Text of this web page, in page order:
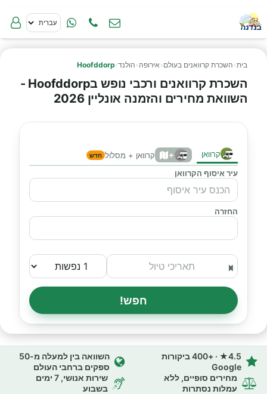
בית› השכרת קרוואנים בעולם › אירופה › הולנד›
Hoofddorp
השכרת קרוואנים ורכבי נופש בHoofddorp -
השוואת מחירים והזמנה אונליין 2026
קרוואן + קרוואן + מסלול חדש
עיר איסוף הקרוואן
החזרה
חפש!
4.5★ · +400 ביקורות
Google
השוואה בין למעלה מ-50
ספקים ברחבי העולם
מחירים סופיים, ללא
עמלות נסתרות
שירות אנושי, 7 ימים
בשבוע